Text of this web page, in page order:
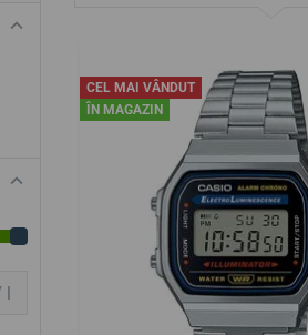
CEL MAI VÂNDUT
ÎN MAGAZIN